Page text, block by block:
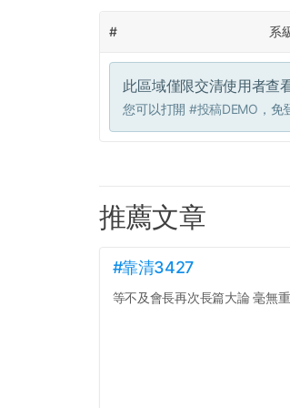
# 系
此區域僅限交清使用者查
您可以打開 #投稿DEMO ，
推薦文章
#靠清3427
等不及會長再次長篇大論 毫無